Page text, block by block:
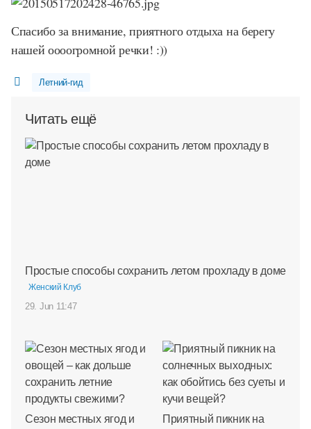
Спасибо за внимание, приятного отдыха на берегу
нашей оооогромной речки! :))
Летний-гид
Читать ещё
Простые способы сохранить летом прохладу в доме
Женский Клуб
29. Jun 11:47
Сезон местных ягод и
Приятный пикник на